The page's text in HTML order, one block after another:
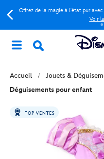
Offrez de la magie à l'état pur avec
Voir
Accueil Jouets &
Déguisements pour enfant
TOP VENTES